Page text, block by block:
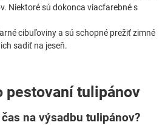
Niektoré sú dokonca viacfarebné s
cibuľoviny a sú schopné prežiť zimné
sadiť na jeseň.
pestovaní tulipánov
na výsadbu tulipánov?